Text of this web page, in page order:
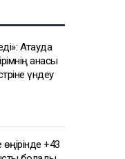
Ақтауда
анасы
үндеу
+43